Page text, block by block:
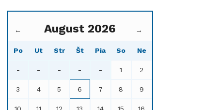
← August 2026 →
Po Ut Str Št Pia So Ne
- - - - - 1 2
3 4 5 6 7 8 9